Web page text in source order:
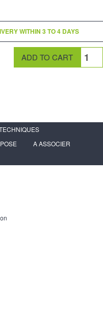
WITHIN 3 TO 4 DAYS
A ASSOCIER